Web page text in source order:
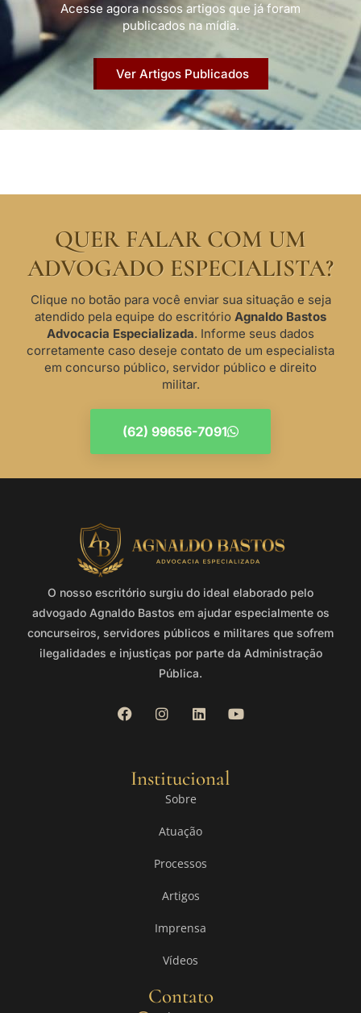
Acesse agora nossos artigos que já foram
publicados na mídia.
Ver Artigos Publicados
QUER FALAR COM UM
ADVOGADO ESPECIALISTA?
Clique no botão para você enviar sua situação e seja
atendido pela equipe do escritório Agnaldo Bastos
Advocacia Especializada. Informe seus dados
corretamente caso deseje contato de um especialista
em concurso público, servidor público e direito
militar.
(62) 99656-7091
O nosso escritório surgiu do ideal elaborado pelo
advogado Agnaldo Bastos em ajudar especialmente os
concurseiros, servidores públicos e militares que sofrem
ilegalidades e injustiças por parte da Administração
Pública.
Institucional
Sobre
Atuação
Processos
Artigos
Imprensa
Vídeos
Contato